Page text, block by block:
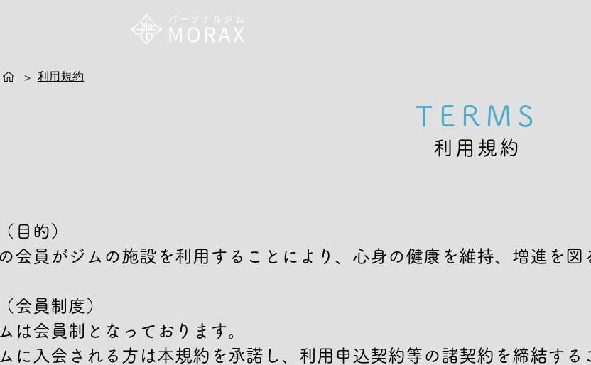
> 利用規約
TERMS
利用規約
目的）
会員がジムの施設を利用することにより、心身の健康を維持、増進を図
会員制度）
は会員制となっております。
に入会される方は本規約を承諾し、利用申込契約等の諸契約を締結する